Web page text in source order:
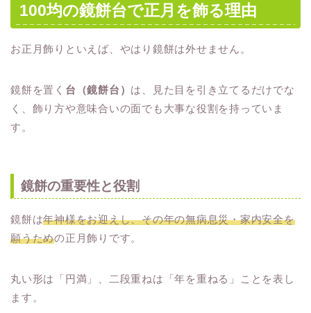
100均の鏡餅台で正月を飾る理由
お正月飾りといえば、やはり鏡餅は外せません。
鏡餅を置く 台（鏡餅台） は、見た目を引き立てるだけでな
く、飾り方や意味合いの面でも大事な役割を持っていま
す。
鏡餅の重要性と役割
鏡餅は年神様をお迎えし、その年の無病息災・家内安全を
願うための正月飾りです。
丸い形は「円満」、二段重ねは「年を重ねる」ことを表し
ます。